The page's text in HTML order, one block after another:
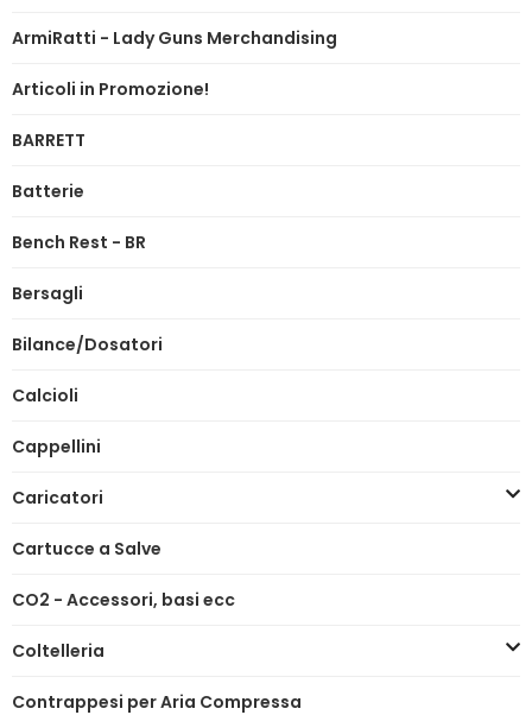
ArmiRatti - Lady Guns Merchandising
Articoli in Promozione!
BARRETT
Batterie
Bench Rest - BR
Bersagli
Bilance/Dosatori
Calcioli
Cappellini
Caricatori
Cartucce a Salve
CO2 - Accessori, basi ecc
Coltelleria
Contrappesi per Aria Compressa